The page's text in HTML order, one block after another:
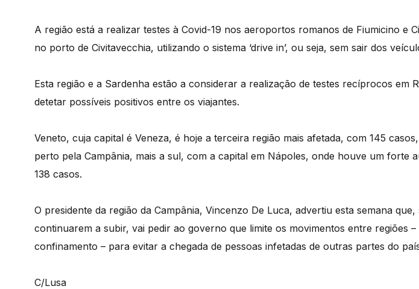
A região está a realizar testes à Covid-19 nos aeroportos romanos de Fiumicino e
no porto de Civitavecchia, utilizando o sistema ‘drive in’, ou seja, sem sair dos
Esta região e a Sardenha estão a considerar a realização de testes recíprocos em
detetar possíveis positivos entre os viajantes.
Veneto, cuja capital é Veneza, é hoje a terceira região mais afetada, com 145
perto pela Campânia, mais a sul, com a capital em Nápoles, onde houve um forte
138 casos.
O presidente da região da Campânia, Vincenzo De Luca, advertiu esta semana que,
continuarem a subir, vai pedir ao governo que limite os movimentos entre regiões
confinamento – para evitar a chegada de pessoas infetadas de outras partes do
C/Lusa